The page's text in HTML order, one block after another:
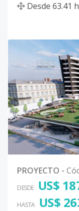
Desde 63.41
PROYECTO -
DESDE US$
HASTA US$